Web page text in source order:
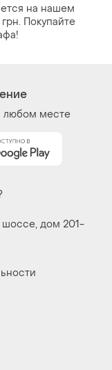
на нашем
Покупайте
любом месте
шоссе, дом 201-